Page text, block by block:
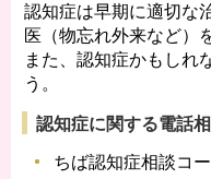
認知症は早期に適切な
医（物忘れ外来など）
また、認知症かもしれ
う。
認知症に関する電話
ちば認知症相談コ